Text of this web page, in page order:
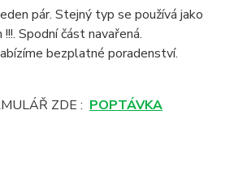
pár. Stejný typ se používá jako
Spodní část navařená.
bezplatné poradenství.
ZDE : POPTÁVKA